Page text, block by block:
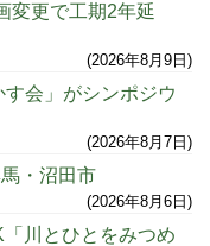
変更で工期2年延
2026年8月9日
会」がシンポジウ
2026年8月7日
・沼田市
2026年8月6日
川とひとをみつめ